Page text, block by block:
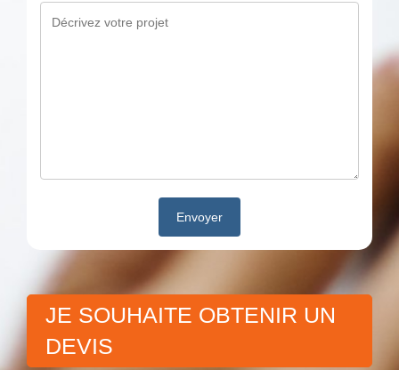
JE SOUHAITE OBTENIR UN
DEVIS